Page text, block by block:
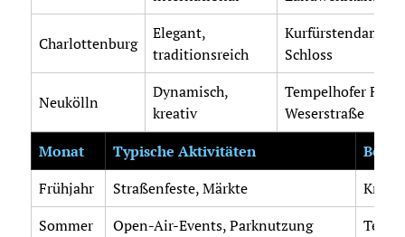
Charlottenburg
Elegant,
traditionsreich
Kurfürstendamm,
Schloss
Neukölln
Dynamisch,
kreativ
Tempelhofer Feld,
Weserstraße
Monat
Typische Aktivitäten
Frühjahr
Straßenfeste, Märkte
Sommer
Open-Air-Events, Parknutzung